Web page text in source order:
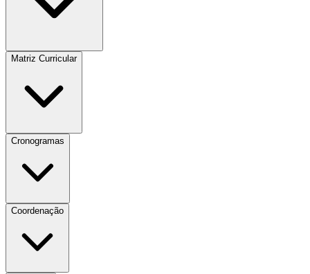
Matriz Curricular
Cronogramas
Coordenação